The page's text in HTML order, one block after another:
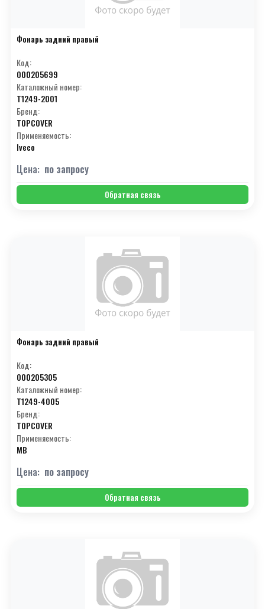
Фонарь задний правый
Код:
000205699
Каталожный номер:
T1249-2001
Бренд:
TOPCOVER
Применяемость:
Iveco
Цена: по запросу
Обратная связь
Фонарь задний правый
Код:
000205305
Каталожный номер:
T1249-4005
Бренд:
TOPCOVER
Применяемость:
MB
Цена: по запросу
Обратная связь